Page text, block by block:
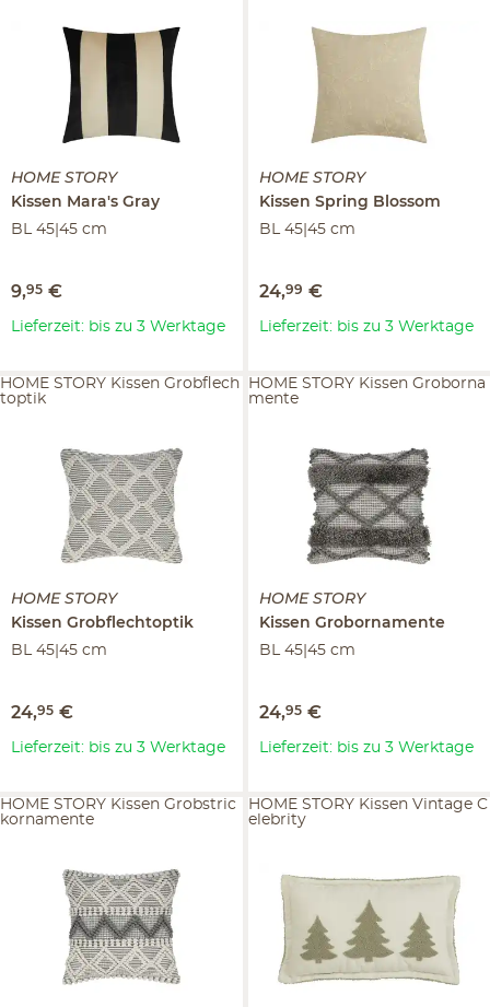
HOME STORY
Kissen Mara's Gray
BL 45|45 cm
9,95 €
Lieferzeit: bis zu 3 Werktage
HOME STORY
Kissen Spring Blossom
BL 45|45 cm
24,99 €
Lieferzeit: bis zu 3 Werktage
HOME STORY
Kissen Grobflechtoptik
BL 45|45 cm
24,95 €
HOME STORY Kissen Grobflech
toptik
Lieferzeit: bis zu 3 Werktage
HOME STORY
Kissen Grobornamente
BL 45|45 cm
24,95 €
HOME STORY Kissen Groborna
mente
Lieferzeit: bis zu 3 Werktage
HOME STORY Kissen Grobstric
kornamente
HOME STORY Kissen Vintage C
elebrity